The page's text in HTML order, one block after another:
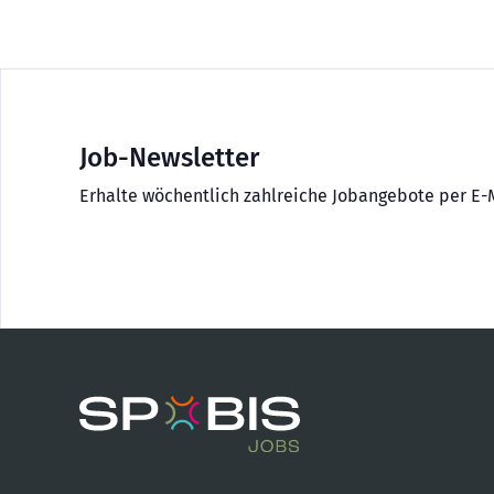
Job-Newsletter
Erhalte wöchentlich zahlreiche Jobangebote per E-